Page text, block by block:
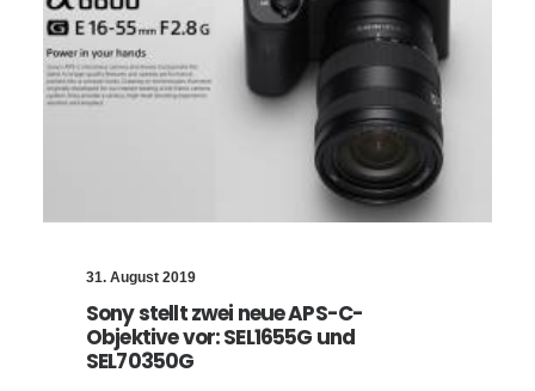
31. August 2019
Sony stellt zwei neue APS-C-
Objektive vor: SEL1655G und
SEL70350G